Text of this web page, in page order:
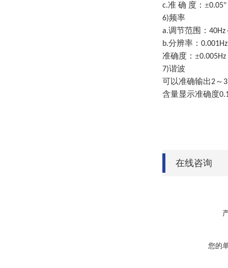
c.准 确 度：±0.05°
6)频率
a.调节范围： 40Hz
b.分辨率： 0.001Hz
准确度：±0.005Hz
7)谐波
可以准确输出2～
含量显示准确度
在线咨询
您的